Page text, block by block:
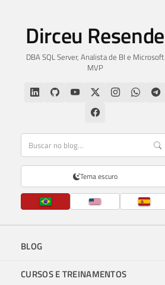
Dirceu Resende
DBA SQL Server, Analista de BI e Microsoft
MVP
Tema escuro
BLOG
CURSOS E TREINAMENTOS